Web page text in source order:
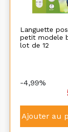
Languette
petit modele
lot de 12
-4,99%
Ajouter au